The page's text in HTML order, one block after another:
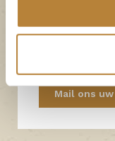
Alleen zo
wat we doen
Mail ons